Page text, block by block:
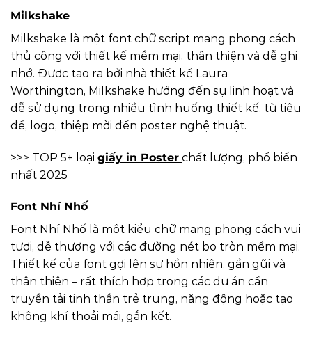
Milkshake
Milkshake là một font chữ script mang phong cách
thủ công với thiết kế mềm mại, thân thiện và dễ ghi
nhớ. Được tạo ra bởi nhà thiết kế Laura
Worthington, Milkshake hướng đến sự linh hoạt và
dễ sử dụng trong nhiều tình huống thiết kế, từ tiêu
đề, logo, thiệp mời đến poster nghệ thuật.
>>> TOP 5+ loại giấy in Poster chất lượng, phổ biến
nhất 2025
Font Nhí Nhố
Font Nhí Nhố là một kiểu chữ mang phong cách vui
tươi, dễ thương với các đường nét bo tròn mềm mại.
Thiết kế của font gợi lên sự hồn nhiên, gần gũi và
thân thiện – rất thích hợp trong các dự án cần
truyền tải tinh thần trẻ trung, năng động hoặc tạo
không khí thoải mái, gắn kết.